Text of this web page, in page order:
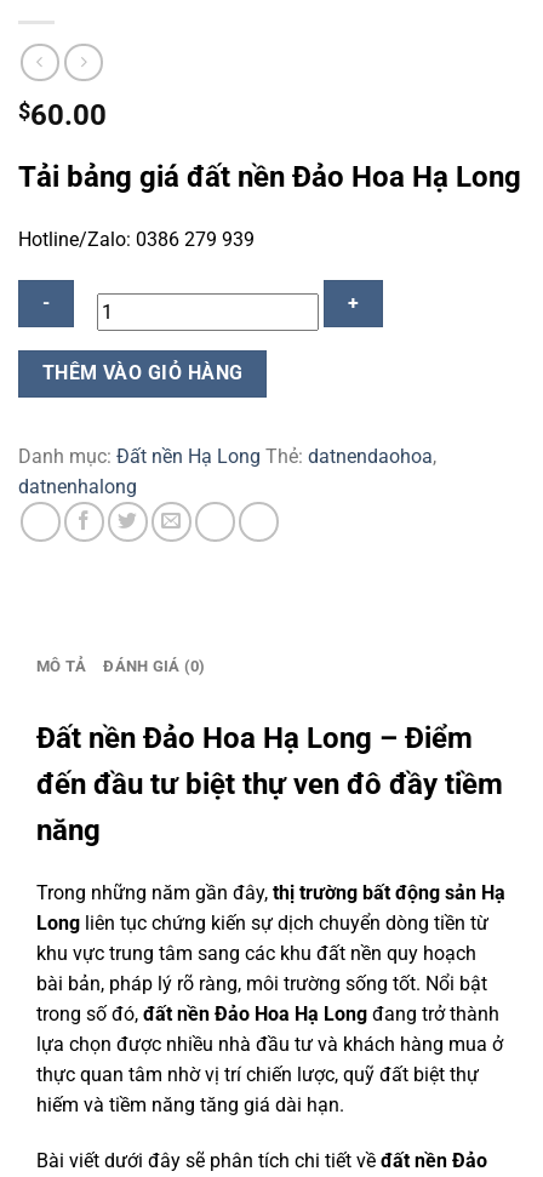
$60.00
Tải bảng giá đất nền Đảo Hoa Hạ Long
Hotline/Zalo: 0386 279 939
Đất
Hoa
Hạ
Long
-
279
lượng
THÊM VÀO GIỎ HÀNG
Danh mục: Đất nền Hạ Long Thẻ: datnendaohoa,
datnenhalong
MÔ TẢ ĐÁNH GIÁ (0)
Đất nền Đảo Hoa Hạ Long – Điểm
đến đầu tư biệt thự ven đô đầy tiềm
năng
Trong những năm gần đây, thị trường bất động sản Hạ
Long liên tục chứng kiến sự dịch chuyển dòng tiền từ
khu vực trung tâm sang các khu đất nền quy hoạch
bài bản, pháp lý rõ ràng, môi trường sống tốt. Nổi bật
trong số đó, đất nền Đảo Hoa Hạ Long đang trở thành
lựa chọn được nhiều nhà đầu tư và khách hàng mua ở
thực quan tâm nhờ vị trí chiến lược, quỹ đất biệt thự
hiếm và tiềm năng tăng giá dài hạn.
Bài viết dưới đây sẽ phân tích chi tiết về đất nền Đảo